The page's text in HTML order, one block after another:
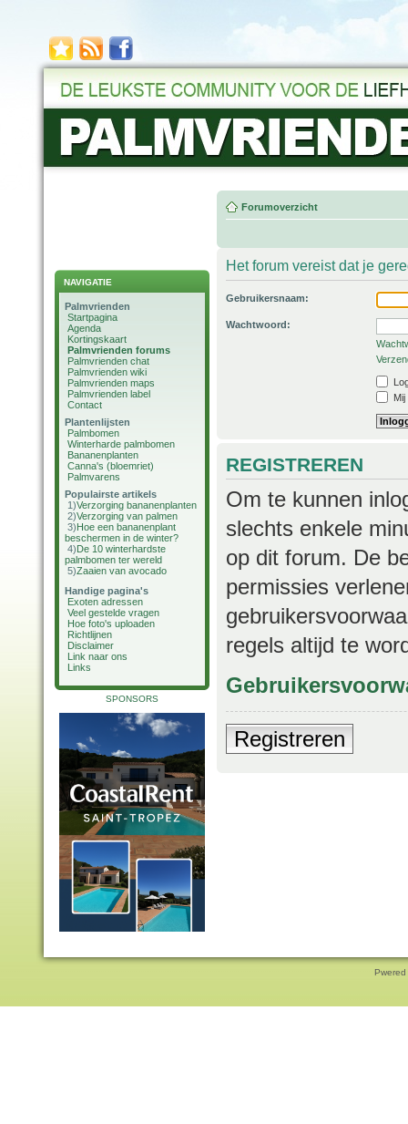
NAVIGATIE
Palmvrienden
Startpagina
Agenda
Kortingskaart
Palmvrienden forums
Palmvrienden chat
Palmvrienden wiki
Palmvrienden maps
Palmvrienden label
Contact
Plantenlijsten
Palmbomen
Winterharde palmbomen
Bananenplanten
Canna's (bloemriet)
Palmvarens
Populairste artikels
1)Verzorging bananenplanten
2)Verzorging van palmen
3)Hoe een bananenplant
beschermen in de winter?
4)De 10 winterhardste
palmbomen ter wereld
5)Zaaien van avocado
Handige pagina's
Exoten adressen
Veel gestelde vragen
Hoe foto's uploaden
Richtlijnen
Disclaimer
Link naar ons
Links
SPONSORS
Forumoverzicht
Het forum vereist dat je
Gebruikersnaam:
Wachtwoord:
REGISTREREN
Om te kunnen
slechts enkele
op dit forum. De
permissies
regels altijd te
Registreren